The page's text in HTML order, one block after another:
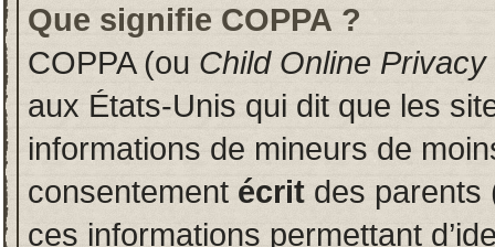
Que signifie COPPA ?
COPPA (ou Child Online
aux États-Unis qui dit que les
informations de mineurs de
consentement écrit des parents
ces informations permettant